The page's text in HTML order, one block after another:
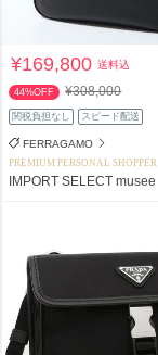
¥169,800送料込
44%OFF ¥308,000
関税負担なし スピード配送
FERRAGAMO
PREMIUM PERSONAL SHOPPER
IMPORT SELECT musee